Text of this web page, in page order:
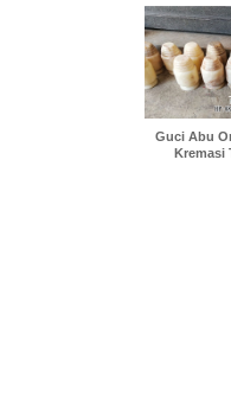
Guci Abu
Kremasi